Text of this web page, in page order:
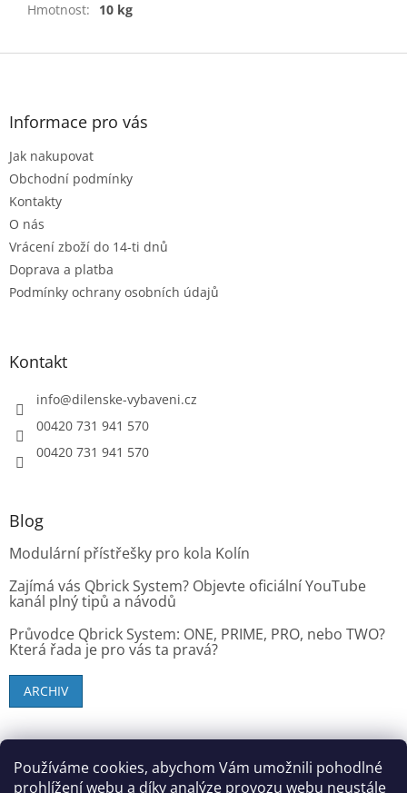
Používáme cookies, abychom Vám umožnili pohodlné
prohlížení webu a díky analýze provozu webu neustále
Hmotnost: 10 kg
Z
Informace pro vás
Jak nakupovat
Obchodní podmínky
Kontakty
O nás
Vrácení zboží do 14-ti dnů
Doprava a platba
Podmínky ochrany osobních údajů
Kontakt
info@dilenske-vybaveni.cz
00420 731 941 570
00420 731 941 570
Blog
Modulární přístřešky pro kola Kolín
Zajímá vás Qbrick System? Objevte oficiální YouTube
kanál plný tipů a návodů
Průvodce Qbrick System: ONE, PRIME, PRO, nebo TWO?
Která řada je pro vás ta pravá?
ARCHIV